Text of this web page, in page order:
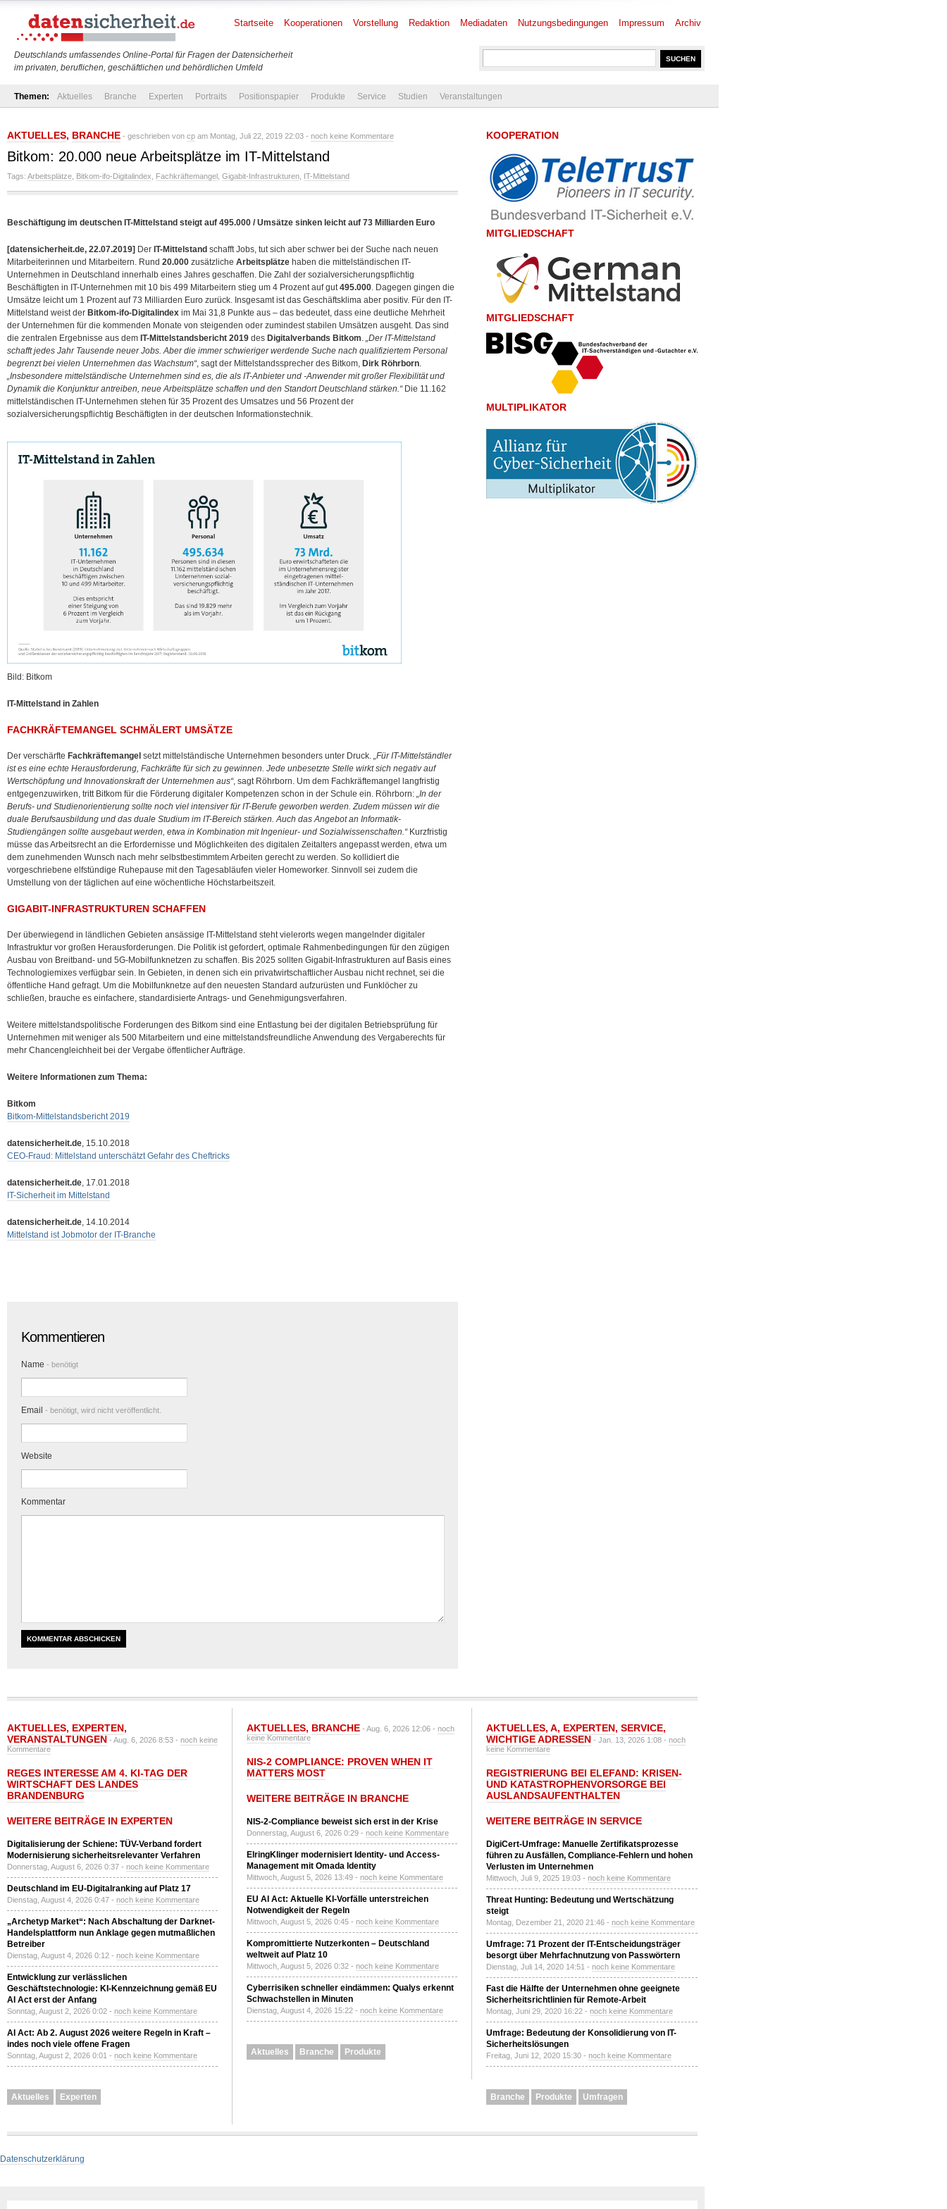
Deutschlands umfassendes Online-Portal für Fragen der Datensicherheit
im privaten, beruflichen, geschäftlichen und behördlichen Umfeld
Startseite Kooperationen Vorstellung Redaktion Mediadaten Nutzungsbedingungen Impressum Archiv
Themen: Aktuelles Branche Experten Portraits Positionspapier Produkte Service Studien Veranstaltungen
AKTUELLES, BRANCHE - geschrieben von cp am Montag, Juli 22, 2019 22:03 - noch keine Kommentare
Bitkom: 20.000 neue Arbeitsplätze im IT-Mittelstand
Tags: Arbeitsplätze Bitkom-ifo-Digitalindex Fachkräftemangel Gigabit-Infrastrukturen IT-Mittelstand
Beschäftigung im deutschen IT-Mittelstand steigt auf 495.000 / Umsätze sinken leicht auf 73 Milliarden Euro
[datensicherheit.de, 22.07.2019] Der IT-Mittelstand schafft Jobs, tut sich aber schwer bei der Suche nach neuen
Mitarbeiterinnen und Mitarbeitern. Rund 20.000 zusätzliche Arbeitsplätze haben die mittelständischen IT-
Unternehmen in Deutschland innerhalb eines Jahres geschaffen. Die Zahl der sozialversicherungspflichtig
Beschäftigten in IT-Unternehmen mit 10 bis 499 Mitarbeitern stieg um 4 Prozent auf gut495.000. Dagegen gingen die
Umsätze leicht um 1 Prozent auf 73 Milliarden Euro zurück. Insgesamt ist das Geschäftsklima aber positiv. Für den IT-
Mittelstand weist der Bitkom-ifo-Digitalindex im Mai 31,8 Punkte aus – das bedeutet, dass eine deutliche Mehrheit
der Unternehmen für die kommenden Monate von steigenden oder zumindest stabilen Umsätzen ausgeht. Das sind
die zentralen Ergebnisse aus dem IT-Mittelstandsbericht 2019 des Digitalverbands Bitkom. „Der IT-Mittelstand
schafft jedes Jahr Tausende neuer Jobs. Aber die immer schwieriger werdende Suche nach qualifiziertem Personal
begrenzt bei vielen Unternehmen das Wachstum“, sagt der Mittelstandssprecher des Bitkom, Dirk Röhrborn.
„Insbesondere mittelständische Unternehmen sind es, die als IT-Anbieter und -Anwender mit großer Flexibilität und
Dynamik die Konjunktur antreiben, neue Arbeitsplätze schaffen und den Standort Deutschland stärken.“Die 11.162
mittelständischen IT-Unternehmen stehen für 35 Prozent des Umsatzes und 56 Prozent der
sozialversicherungspflichtig Beschäftigten in der deutschen Informationstechnik.
Bild: Bitkom
IT-Mittelstand in Zahlen
FACHKRÄFTEMANGEL SCHMÄLERT UMSÄTZE
Der verschärfte Fachkräftemangel setzt mittelständische Unternehmen besonders unter Druck. „Für IT-Mittelständler
ist es eine echte Herausforderung, Fachkräfte für sich zu gewinnen. Jede unbesetzte Stelle wirkt sich negativ auf
Wertschöpfung und Innovationskraft der Unternehmen aus“, sagt Röhrborn. Um dem Fachkräftemangel langfristig
entgegenzuwirken, tritt Bitkom für die Förderung digitaler Kompetenzen schon in der Schule ein. Röhrborn: „In der
Berufs- und Studienorientierung sollte noch viel intensiver für IT-Berufe geworben werden. Zudem müssen wir die
duale Berufsausbildung und das duale Studium im IT-Bereich stärken. Auch das Angebot an Informatik-
Studiengängen sollte ausgebaut werden, etwa in Kombination mit Ingenieur- und Sozialwissenschaften.“Kurzfristig
müsse das Arbeitsrecht an die Erfordernisse und Möglichkeiten des digitalen Zeitalters angepasst werden, etwa um
dem zunehmenden Wunsch nach mehr selbstbestimmtem Arbeiten gerecht zu werden. So kollidiert die
vorgeschriebene elfstündige Ruhepause mit den Tagesabläufen vieler Homeworker. Sinnvoll sei zudem die
Umstellung von der täglichen auf eine wöchentliche Höchstarbeitszeit.
GIGABIT-INFRASTRUKTUREN SCHAFFEN
Der überwiegend in ländlichen Gebieten ansässige IT-Mittelstand steht vielerorts wegen mangelnder digitaler
Infrastruktur vor großen Herausforderungen. Die Politik ist gefordert, optimale Rahmenbedingungen für den zügigen
Ausbau von Breitband- und 5G-Mobilfunknetzen zu schaffen. Bis 2025 sollten Gigabit-Infrastrukturen auf Basis eines
Technologiemixes verfügbar sein. In Gebieten, in denen sich ein privatwirtschaftlicher Ausbau nicht rechnet, sei die
öffentliche Hand gefragt. Um die Mobilfunknetze auf den neuesten Standard aufzurüsten und Funklöcher zu
schließen, brauche es einfachere, standardisierte Antrags- und Genehmigungsverfahren.
Weitere mittelstandspolitische Forderungen des Bitkom sind eine Entlastung bei der digitalen Betriebsprüfung für
Unternehmen mit weniger als 500 Mitarbeitern und eine mittelstandsfreundliche Anwendung des Vergaberechts für
mehr Chancengleichheit bei der Vergabe öffentlicher Aufträge.
Weitere Informationen zum Thema:
Bitkom
Bitkom-Mittelstandsbericht 2019
datensicherheit.de, 15.10.2018
CEO-Fraud: Mittelstand unterschätzt Gefahr des Cheftricks
datensicherheit.de, 17.01.2018
IT-Sicherheit im Mittelstand
datensicherheit.de, 14.10.2014
Mittelstand ist Jobmotor der IT-Branche
Kommentieren
Name - benötigt
Email - benötigt, wird nicht veröffentlicht.
Website
Kommentar
KOOPERATION
MITGLIEDSCHAFT
MITGLIEDSCHAFT
MULTIPLIKATOR
AKTUELLES, EXPERTEN,
VERANSTALTUNGEN - Aug. 6, 2026 8:53 - noch keine
Kommentare
REGES INTERESSE AM 4. KI-TAG DER
WIRTSCHAFT DES LANDES
BRANDENBURG
WEITERE BEITRÄGE IN EXPERTEN
Digitalisierung der Schiene: TÜV-Verband fordert
Modernisierung sicherheitsrelevanter Verfahren
Donnerstag, August 6, 2026 0:37 - noch keine Kommentare
Deutschland im EU-Digitalranking auf Platz 17
Dienstag, August 4, 2026 0:47 - noch keine Kommentare
„Archetyp Market“: Nach Abschaltung der Darknet-
Handelsplattform nun Anklage gegen mutmaßlichen
Betreiber
Dienstag, August 4, 2026 0:12 - noch keine Kommentare
Entwicklung zur verlässlichen
Geschäftstechnologie: KI-Kennzeichnung gemäß EU
AI Act erst der Anfang
Sonntag, August 2, 2026 0:02 - noch keine Kommentare
AI Act: Ab 2. August 2026 weitere Regeln in Kraft –
indes noch viele offene Fragen
Sonntag, August 2, 2026 0:01 - noch keine Kommentare
Aktuelles Experten
AKTUELLES, BRANCHE - Aug. 6, 2026 12:06 - noch
keine Kommentare
NIS-2 COMPLIANCE: PROVEN WHEN IT
MATTERS MOST
WEITERE BEITRÄGE IN BRANCHE
NIS-2-Compliance beweist sich erst in der Krise
Donnerstag, August 6, 2026 0:29 - noch keine Kommentare
ElringKlinger modernisiert Identity- und Access-
Management mit Omada Identity
Mittwoch, August 5, 2026 13:49 - noch keine Kommentare
EU AI Act: Aktuelle KI-Vorfälle unterstreichen
Notwendigkeit der Regeln
Mittwoch, August 5, 2026 0:45 - noch keine Kommentare
Kompromittierte Nutzerkonten – Deutschland
weltweit auf Platz 10
Mittwoch, August 5, 2026 0:32 - noch keine Kommentare
Cyberrisiken schneller eindämmen: Qualys erkennt
Schwachstellen in Minuten
Dienstag, August 4, 2026 15:22 - noch keine Kommentare
Aktuelles Branche Produkte
AKTUELLES, A, EXPERTEN, SERVICE,
WICHTIGE ADRESSEN - Jan. 13, 2026 1:08 - noch
keine Kommentare
REGISTRIERUNG BEI ELEFAND: KRISEN-
UND KATASTROPHENVORSORGE BEI
AUSLANDSAUFENTHALTEN
WEITERE BEITRÄGE IN SERVICE
DigiCert-Umfrage: Manuelle Zertifikatsprozesse
führen zu Ausfällen, Compliance-Fehlern und hohen
Verlusten im Unternehmen
Mittwoch, Juli 9, 2025 19:03 - noch keine Kommentare
Threat Hunting: Bedeutung und Wertschätzung
steigt
Montag, Dezember 21, 2020 21:46 - noch keine Kommentare
Umfrage: 71 Prozent der IT-Entscheidungsträger
besorgt über Mehrfachnutzung von Passwörtern
Dienstag, Juli 14, 2020 14:51 - noch keine Kommentare
Fast die Hälfte der Unternehmen ohne geeignete
Sicherheitsrichtlinien für Remote-Arbeit
Montag, Juni 29, 2020 16:22 - noch keine Kommentare
Umfrage: Bedeutung der Konsolidierung von IT-
Sicherheitslösungen
Freitag, Juni 12, 2020 15:30 - noch keine Kommentare
Branche Produkte Umfragen
Datenschutzerklärung